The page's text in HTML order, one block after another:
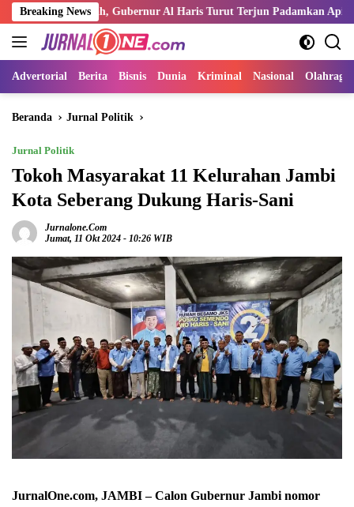
Langsung
ke
konten
Breaking News
Merah, Gubernur Al Haris Turut Terjun Padamkan Api
Advertorial Berita Bisnis Dunia Kriminal Nasional Olahraga
Beranda Jurnal Politik
Jurnal Politik
Tokoh Masyarakat 11 Kelurahan Jambi
Kota Seberang Dukung Haris-Sani
Jurnalone.com
Jumat, 11 Okt 2024 - 10:26 WIB
JurnalOne.com, JAMBI – Calon Gubernur Jambi nomor